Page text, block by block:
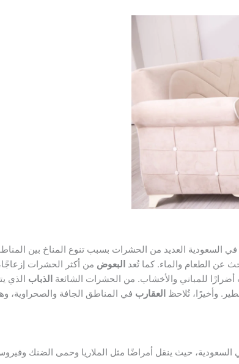
السعودية العديد من الحشرات بسبب تنوع المناخ بين
عن الطعام والماء. كما تُعدالبعوض من أكثر الحشرات
للمباني والأخشاب. من الحشرات الشائعةالذباب الذي
وأخيرًا، تُلاحظالعقارب في المناطق الجافة
حيث ينقل أمراضًا مثل الملاريا وحمى الضنك